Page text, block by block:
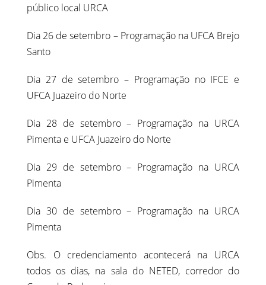
público local URCA
Dia 26 de setembro – Programação na UFCA Brejo
Santo
Dia 27 de setembro – Programação no IFCE e
UFCA Juazeiro do Norte
Dia 28 de setembro – Programação na URCA
Pimenta e UFCA Juazeiro do Norte
Dia 29 de setembro – Programação na URCA
Pimenta
Dia 30 de setembro – Programação na URCA
Pimenta
Obs. O credenciamento acontecerá na URCA
todos os dias, na sala do NETED, corredor do